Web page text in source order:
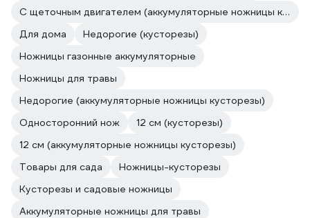
С щеточным двигателем (аккумуляторные ножницы кусторезы)
Для дома
Недорогие (кусторезы)
Ножницы газонные аккумуляторные
Ножницы для травы
Недорогие (аккумуляторные ножницы кусторезы)
Односторонний нож
12 см (кусторезы)
12 см (аккумуляторные ножницы кусторезы)
Товары для сада
Ножницы-кусторезы
Кусторезы и садовые ножницы
Аккумуляторные ножницы для травы